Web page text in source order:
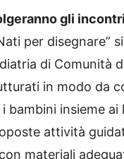
gli
per disegnare”
di Comunità
in modo da
bambini insieme ai
attività
materiali